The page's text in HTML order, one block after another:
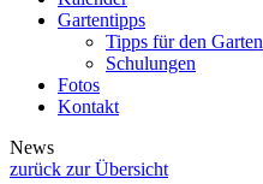
Gartentipps
Tipps für den Garten
Schulungen
Fotos
Kontakt
News
zurück zur Übersicht